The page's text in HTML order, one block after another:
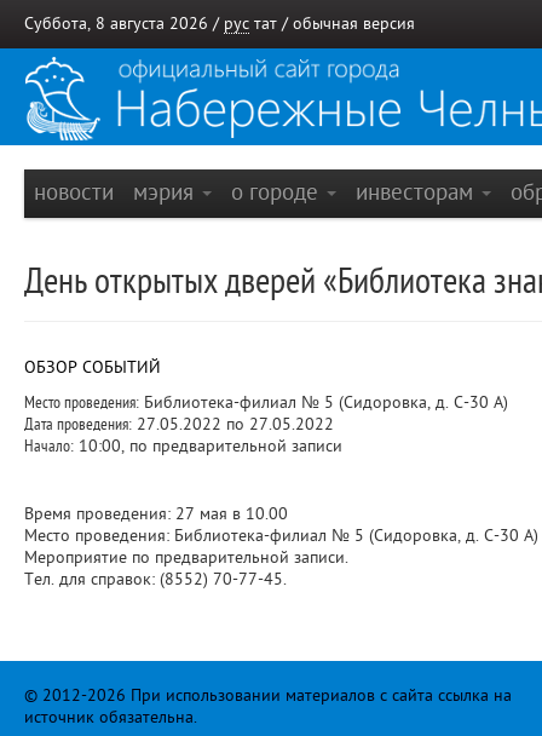
Суббота, 8 августа 2026 / рус тат / обычная версия
новости мэрия о городе инвесторам
День открытых дверей «Библиотека
ОБЗОР СОБЫТИЙ
Место проведения: Библиотека-филиал № 5 (Сидоровка, д. С-30 А)
Дата проведения: 27.05.2022 по 27.05.2022
Начало: 10:00, по предварительной записи
Время проведения: 27 мая в 10.00
Место проведения: Библиотека-филиал № 5 (Сидоровка, д. С-30 А)
Мероприятие по предварительной записи.
Тел. для справок: (8552) 70-77-45.
© 2012-2026 При использовании материалов с сайта ссылка на
источник обязательна.